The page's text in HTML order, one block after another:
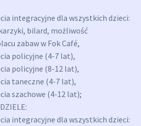
integracyjne dla wszystkich dzieci:
bilard, możliwość
zabaw w Fok Café,
policyjne (4-7 lat),
policyjne (8-12 lat),
taneczne (4-7 lat),
szachowe (4-12 lat);
integracyjne dla wszystkich dzieci: